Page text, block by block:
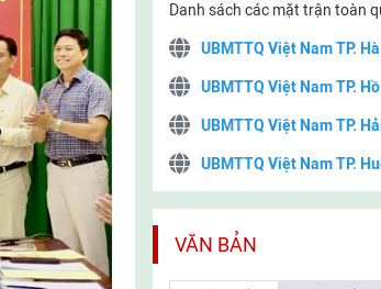
Danh sách các mặt trận toàn
UBMTTQ Việt Nam TP.
UBMTTQ Việt Nam TP.
UBMTTQ Việt Nam TP.
UBMTTQ Việt Nam TP.
UBMTTQ Việt Nam TP.
UBMTTQ Việt Nam tỉnh
VĂN BẢN